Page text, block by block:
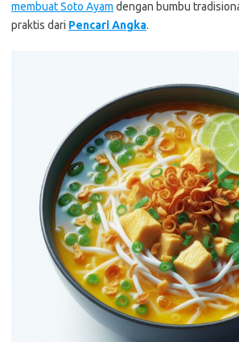
membuat Soto Ayam dengan bumbu
praktis dari Pencari Angka.